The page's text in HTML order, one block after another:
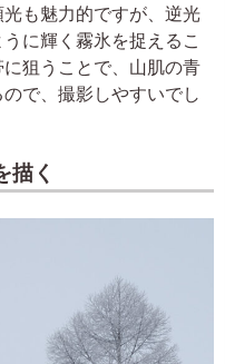
も魅力的ですが、逆光
に輝く霧氷を捉えるこ
狙うことで、山肌の青
で、撮影しやすいでし
描く